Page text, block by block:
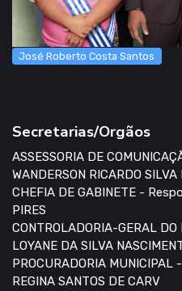
José Roberto Costa Santos
Secretarias/Orgãos
ASSESSORIA DE
WANDERSON RICARDO
CHEFIA DE GABINETE -
PIRES
CONTROLADORIA-GERAL
LOYANE DA SILVA
PROCURADORIA
REGINA SANTOS DE CARV